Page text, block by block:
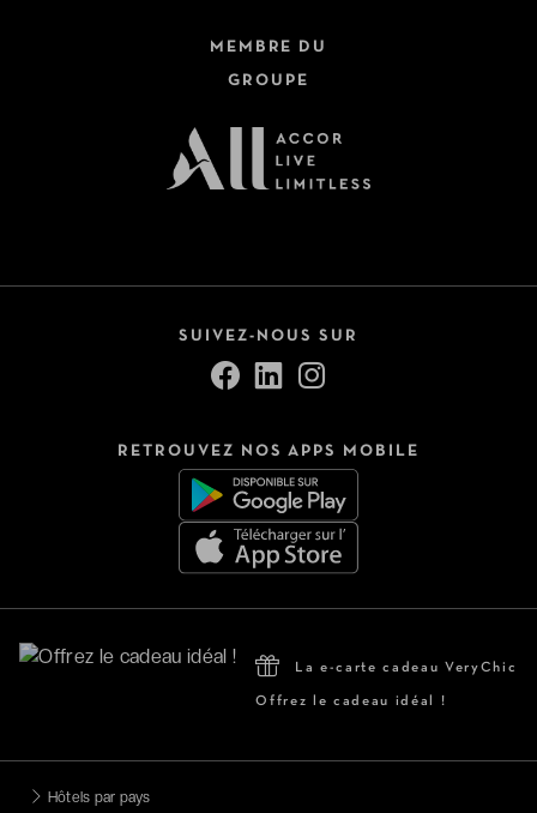
MEMBRE DU
GROUPE
SUIVEZ-NOUS SUR
RETROUVEZ NOS APPS MOBILE
La e-carte cadeau VeryChic
Offrez le cadeau idéal !
Hôtels par pays